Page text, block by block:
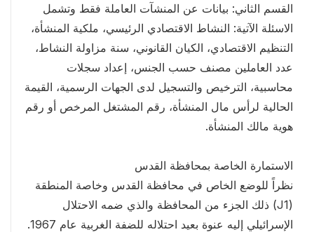
القسم الثاني: بيانات عن المنشآت العاملة فقط وتشمل
الاسئلة الآتية: النشاط الاقتصادي الرئيسي، ملكية المنشأة،
التنظيم الاقتصادي، الكيان القانوني، سنة مزاولة النشاط،
عدد العاملين مصنف حسب الجنس، إعداد سجلات
محاسبية، الترخيص والتسجيل لدى الجهات الرسمية، القيمة
الحالية لرأس مال المنشأة، رقم المشتغل المرخص أو رقم
هوية مالك المنشأة.
الاستمارة الخاصة بمحافظة القدس
نظراً للوضع الخاص في محافظة القدس وخاصة المنطقة
(J1) ذلك الجزء من المحافظة والذي ضمه الاحتلال
الإسرائيلي إليه عنوة بعيد احتلاله للضفة الغربية عام 1967.